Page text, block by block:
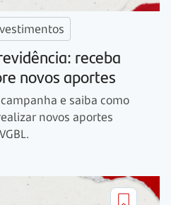
receba
novos aportes
e saiba como
novos aportes